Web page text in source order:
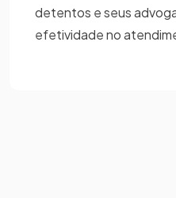
detentos e seus
efetividade no